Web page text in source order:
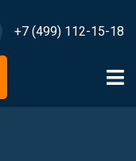
+7 (499) 112-15-18